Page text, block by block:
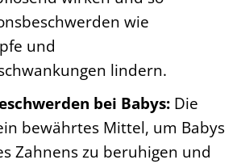
wie
und
lindern.
bei Babys:Die
bewährtes Mittel, um Babys
Zahnens zu beruhigen und